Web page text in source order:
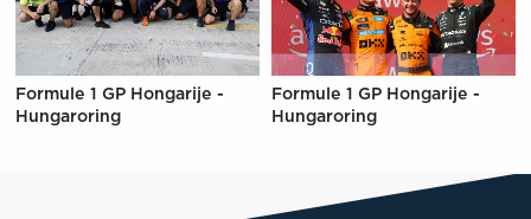
Formule 1 GP Hongarije -
Hungaroring
Formule 1 GP Hongarije -
Hungaroring